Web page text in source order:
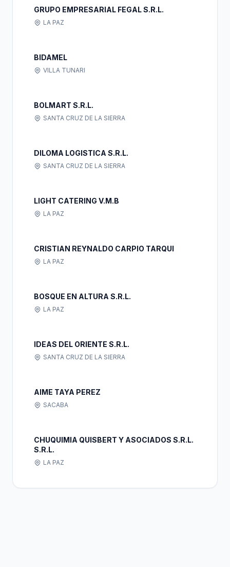
GRUPO EMPRESARIAL FEGAL S.R.L.
LA PAZ
BIDAMEL
VILLA TUNARI
BOLMART S.R.L.
SANTA CRUZ DE LA SIERRA
DILOMA LOGISTICA S.R.L.
SANTA CRUZ DE LA SIERRA
LIGHT CATERING V.M.B
LA PAZ
CRISTIAN REYNALDO CARPIO TARQUI
LA PAZ
BOSQUE EN ALTURA S.R.L.
LA PAZ
IDEAS DEL ORIENTE S.R.L.
SANTA CRUZ DE LA SIERRA
AIME TAYA PEREZ
SACABA
CHUQUIMIA QUISBERT Y ASOCIADOS S.R.L.
S.R.L.
LA PAZ